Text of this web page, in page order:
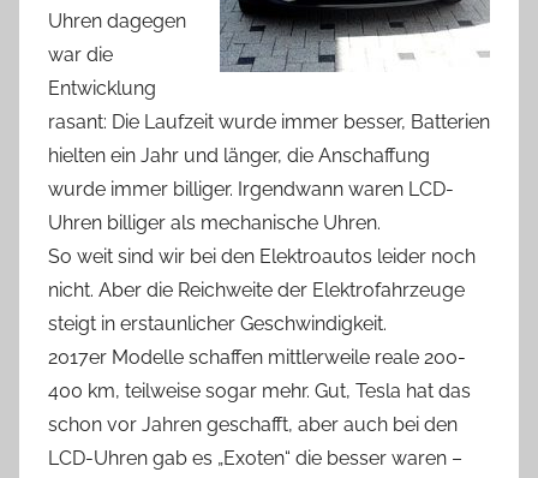
Uhren dagegen
war die
Entwicklung
rasant: Die Laufzeit wurde immer besser, Batterien
hielten ein Jahr und länger, die Anschaffung
wurde immer billiger. Irgendwann waren LCD-
Uhren billiger als mechanische Uhren.
So weit sind wir bei den Elektroautos leider noch
nicht. Aber die Reichweite der Elektrofahrzeuge
steigt in erstaunlicher Geschwindigkeit.
2017er Modelle schaffen mittlerweile reale 200-
400 km, teilweise sogar mehr. Gut, Tesla hat das
schon vor Jahren geschafft, aber auch bei den
LCD-Uhren gab es „Exoten“ die besser waren –